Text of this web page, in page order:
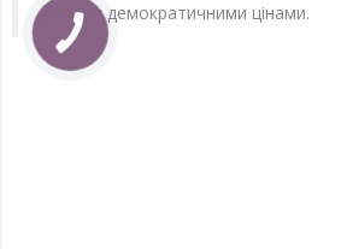
вельми демократичними цінами.